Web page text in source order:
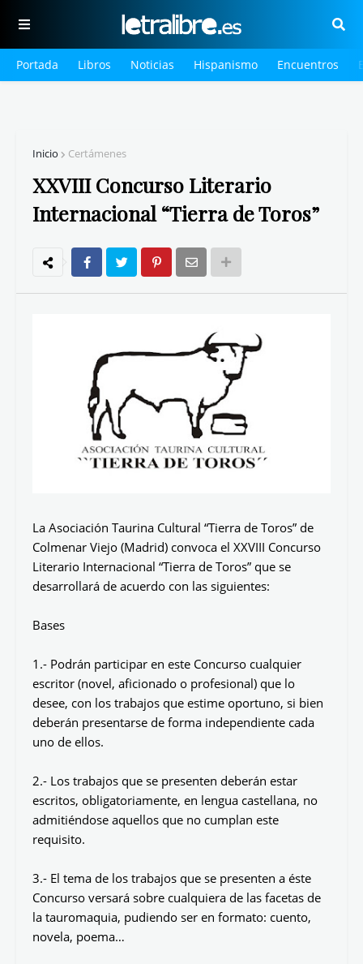
Portada Libros Noticias Hispanismo Encuentros
Inicio Certámenes
XXVIII Concurso Literario
Internacional “Tierra de Toros”
La Asociación Taurina Cultural “Tierra de Toros” de
Colmenar Viejo (Madrid) convoca el XXVIII Concurso
Literario Internacional “Tierra de Toros” que se
desarrollará de acuerdo con las siguientes:
Bases
1.- Podrán participar en este Concurso cualquier
escritor (novel, aficionado o profesional) que lo
desee, con los trabajos que estime oportuno, si bien
deberán presentarse de forma independiente cada
uno de ellos.
2.- Los trabajos que se presenten deberán estar
escritos, obligatoriamente, en lengua castellana, no
admitiéndose aquellos que no cumplan este
requisito.
3.- El tema de los trabajos que se presenten a éste
Concurso versará sobre cualquiera de las facetas de
la tauromaquia, pudiendo ser en formato: cuento,
novela, poema…